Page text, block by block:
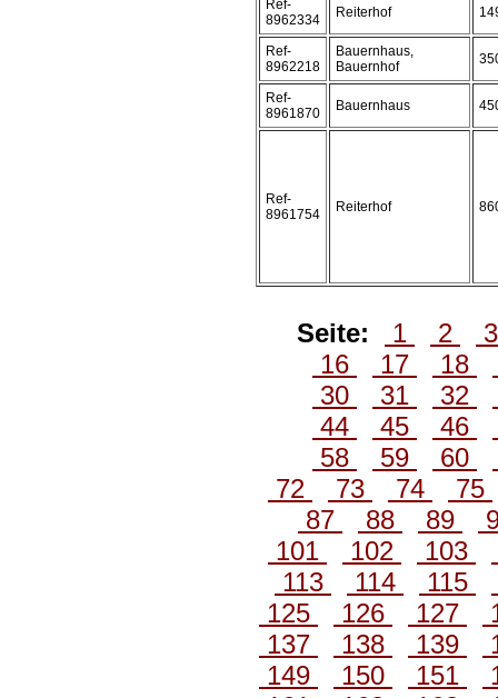
Ref-
8962334
Reiterhof
Ref-
8962218
Bauernhaus,
Bauernhof
Ref-
8961870
Bauernhaus
Ref-
8961754
Reiterhof
Seite: 1 2
16
17 18
30
31 32
44
45 46
58
59 60
72
73 74
75
87
88 89
101
102 103
113
114 115
125
126 127
137
138 139
149
150 151